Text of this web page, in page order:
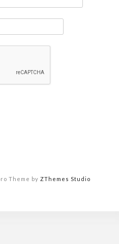
Theme by ZThemes Studio